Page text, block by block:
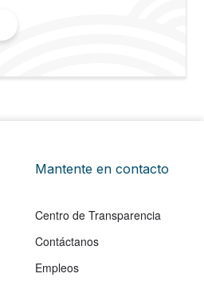
Mantente en contacto
Centro de Transparencia
Contáctanos
Empleos